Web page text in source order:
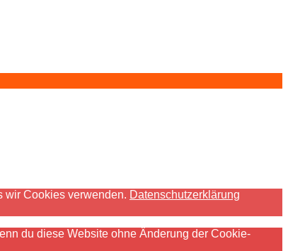
wir Cookies verwenden. Datenschutzerklärung
du diese Website ohne Änderung der Cookie-